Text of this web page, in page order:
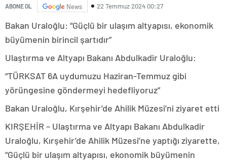
ABONE OL News 22 Temmuz 2024 00:27
Bakan Uraloğlu: “Güçlü bir ulaşım altyapısı, ekonomik
büyümenin birincil şartıdır”
Ulaştırma ve Altyapı Bakanı Abdulkadir Uraloğlu:
“TÜRKSAT 6A uydumuzu Haziran-Temmuz gibi
yörüngesine göndermeyi hedefliyoruz”
Bakan Uraloğlu, Kırşehir’de Ahilik Müzesi’ni ziyaret etti
KIRŞEHİR – Ulaştırma ve Altyapı Bakanı Abdulkadir
Uraloğlu, Kırşehir’de Ahilik Müzesi’ne yaptığı ziyarette,
“Güçlü bir ulaşım altyapısı, ekonomik büyümenin